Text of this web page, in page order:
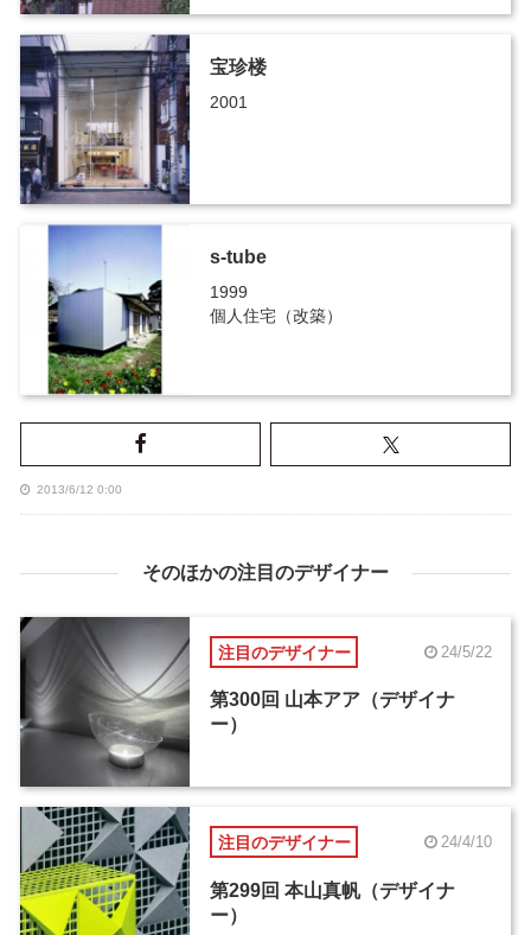
宝珍楼
2001
s-tube
1999
個人住宅（改築）
2013/6/12 0:00
そのほかの注目のデザイナー
注目のデザイナー 24/5/22
第300回 山本アア（デザイナ
ー）
注目のデザイナー 24/4/10
第299回 本山真帆（デザイナ
ー）